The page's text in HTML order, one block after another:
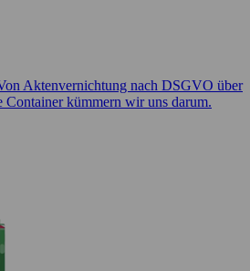
Aktenvernichtung nach DSGVO über
Container kümmern wir uns darum.